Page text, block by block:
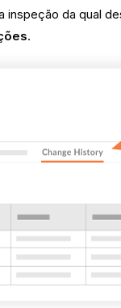
inspeção da qual
.